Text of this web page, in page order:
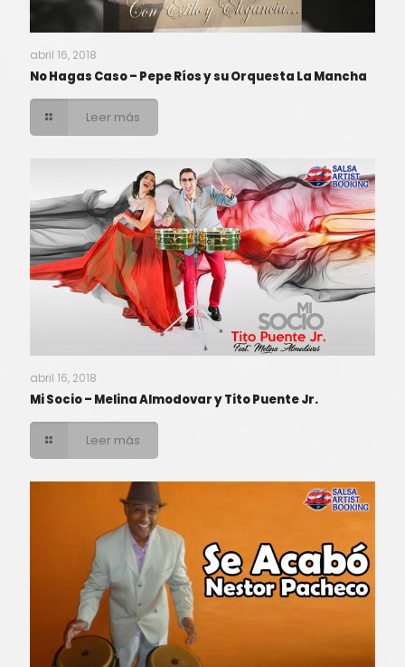
abril 16, 2018
No Hagas Caso – Pepe Ríos y su Orquesta La Mancha
Leer más
abril 16, 2018
Mi Socio – Melina Almodovar y Tito Puente Jr.
Leer más